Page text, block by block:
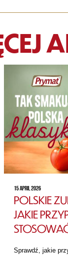
15 APRIL 2026
POLSKIE
JAKIE
Sprawdź, jakie